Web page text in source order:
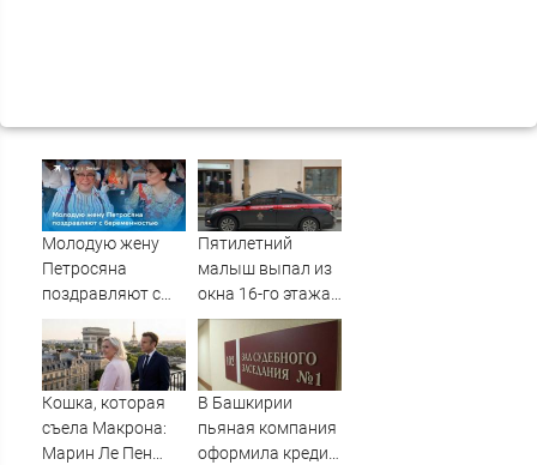
Молодую жену
Петросяна
поздравляют с
беременностью
Пятилетний
малыш выпал из
окна 16-го этажа
в Казани
Кошка, которая
съела Макрона:
Марин Ле Пен
В Башкирии
пьяная компания
оформила кредит